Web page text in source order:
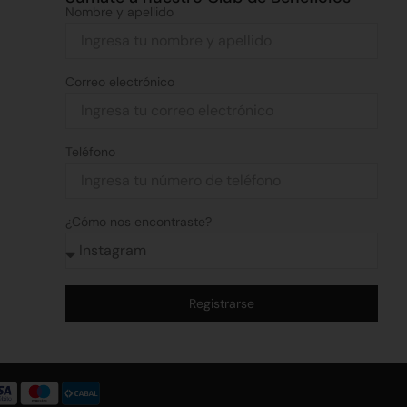
Nombre y apellido
Correo electrónico
Teléfono
¿Cómo nos encontraste?
Registrarse